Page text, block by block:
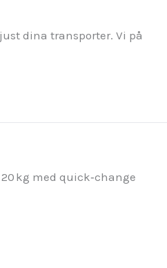
dina transporter. Vi på
kg med quick‑change